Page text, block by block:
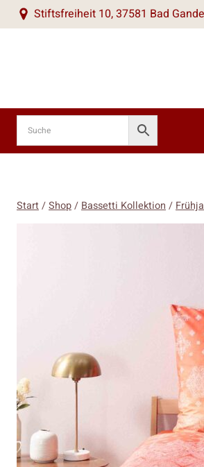
Zum
Inhalt
Stiftsfreiheit 10, 37581 Bad
Start/Shop/ Bassetti Kollektion /